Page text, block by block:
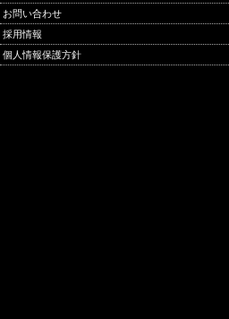
お問い合わせ
採用情報
個人情報保護方針